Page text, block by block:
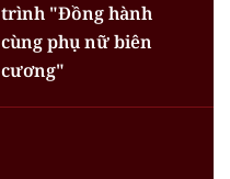
trình "Đồng hành
cùng phụ nữ biên
cương"